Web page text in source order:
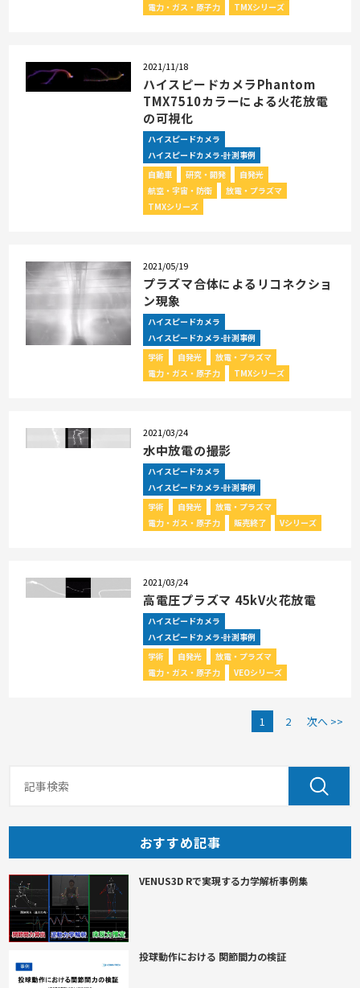
電力・ガス・原子力
TMXシリーズ
2021/11/18
ハイスピードカメラPhantom
TMX7510カラーによる火花放電
の可視化
ハイスピードカメラ
ハイスピードカメラ-計測事例
自動車
研究・開発
自発光
航空・宇宙・防衛
放電・プラズマ
TMXシリーズ
2021/05/19
プラズマ合体によるリコネクショ
ン現象
ハイスピードカメラ
ハイスピードカメラ-計測事例
学術
自発光
放電・プラズマ
電力・ガス・原子力
TMXシリーズ
2021/03/24
水中放電の撮影
ハイスピードカメラ
ハイスピードカメラ-計測事例
学術
自発光
放電・プラズマ
電力・ガス・原子力
販売終了 Vシリーズ
2021/03/24
高電圧プラズマ 45kV火花放電
ハイスピードカメラ
ハイスピードカメラ-計測事例
学術
自発光
放電・プラズマ
電力・ガス・原子力
VEOシリーズ
1 2 次へ >>
おすすめ記事
VENUS3D Rで実現する力学解析事例集
投球動作における 関節間力の検証